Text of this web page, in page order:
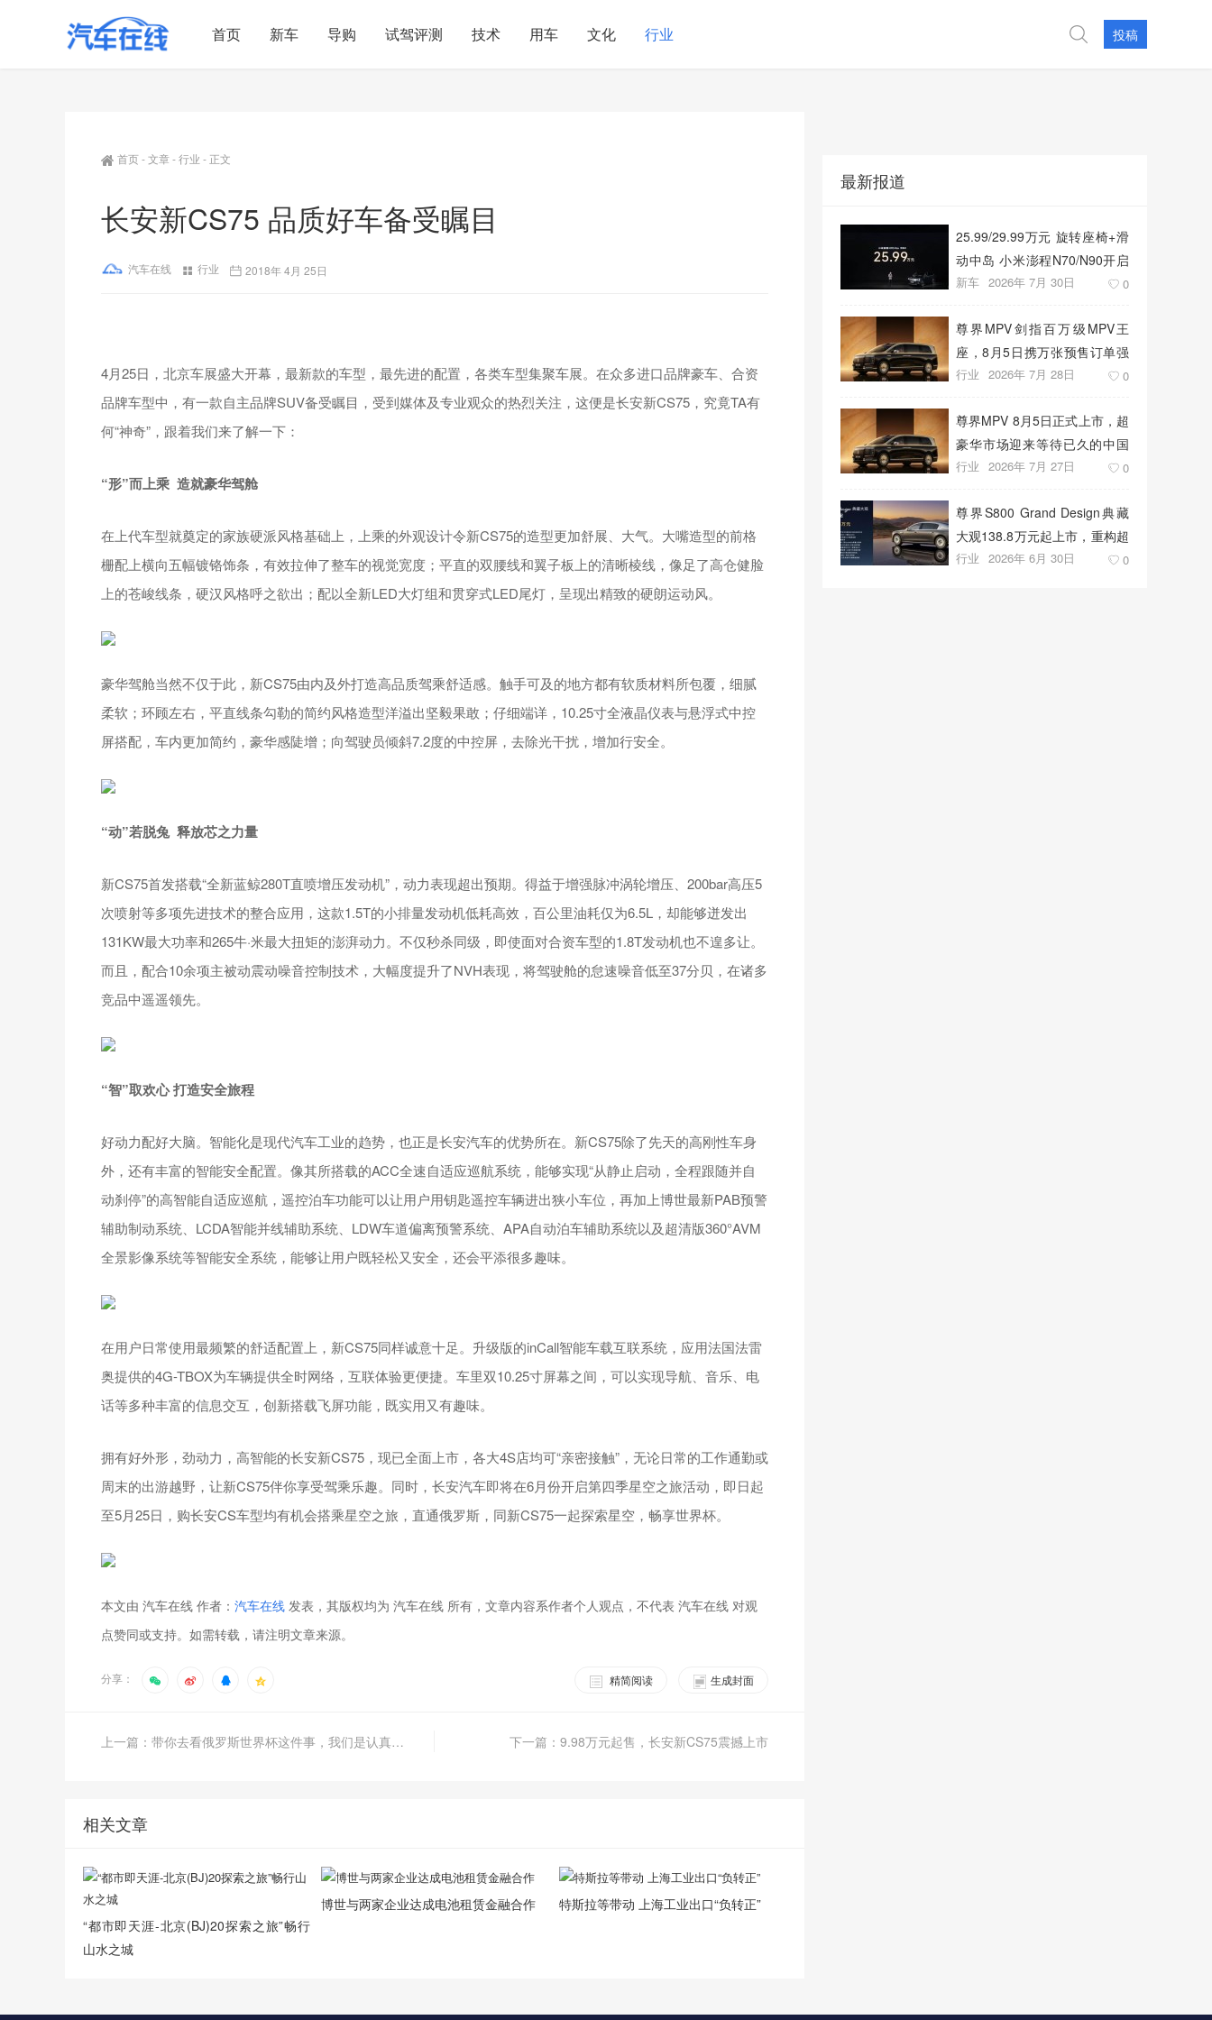
首页 新车 导购 试驾评测 技术 用车 文化 行业 投稿
首页-文章-行业 - 正文
长安新CS75 品质好车备受瞩目
汽车在线 行业 2018年 4月 25日
4月25日，北京车展盛大开幕，最新款的车型，最先进的配置，各类车型集聚车展。在众多进口品牌豪车、合资
品牌车型中，有一款自主品牌SUV备受瞩目，受到媒体及专业观众的热烈关注，这便是长安新CS75，究竟TA有
何“神奇”，跟着我们来了解一下：
“形”而上乘 造就豪华驾舱
在上代车型就奠定的家族硬派风格基础上，上乘的外观设计令新CS75的造型更加舒展、大气。大嘴造型的前格
栅配上横向五幅镀铬饰条，有效拉伸了整车的视觉宽度；平直的双腰线和翼子板上的清晰棱线，像足了高仓健脸
上的苍峻线条，硬汉风格呼之欲出；配以全新LED大灯组和贯穿式LED尾灯，呈现出精致的硬朗运动风。
豪华驾舱当然不仅于此，新CS75由内及外打造高品质驾乘舒适感。触手可及的地方都有软质材料所包覆，细腻
柔软；环顾左右，平直线条勾勒的简约风格造型洋溢出坚毅果敢；仔细端详，10.25寸全液晶仪表与悬浮式中控
屏搭配，车内更加简约，豪华感陡增；向驾驶员倾斜7.2度的中控屏，去除光干扰，增加行安全。
“动”若脱兔 释放芯之力量
新CS75首发搭载“全新蓝鲸280T直喷增压发动机”，动力表现超出预期。得益于增强脉冲涡轮增压、200bar高压5
次喷射等多项先进技术的整合应用，这款1.5T的小排量发动机低耗高效，百公里油耗仅为6.5L，却能够迸发出
131KW最大功率和265牛·米最大扭矩的澎湃动力。不仅秒杀同级，即使面对合资车型的1.8T发动机也不遑多让。
而且，配合10余项主被动震动噪音控制技术，大幅度提升了NVH表现，将驾驶舱的怠速噪音低至37分贝，在诸多
竞品中遥遥领先。
“智”取欢心 打造安全旅程
好动力配好大脑。智能化是现代汽车工业的趋势，也正是长安汽车的优势所在。新CS75除了先天的高刚性车身
外，还有丰富的智能安全配置。像其所搭载的ACC全速自适应巡航系统，能够实现“从静止启动，全程跟随并自
动刹停”的高智能自适应巡航，遥控泊车功能可以让用户用钥匙遥控车辆进出狭小车位，再加上博世最新PAB预警
辅助制动系统、LCDA智能并线辅助系统、LDW车道偏离预警系统、APA自动泊车辅助系统以及超清版360°AVM
全景影像系统等智能安全系统，能够让用户既轻松又安全，还会平添很多趣味。
在用户日常使用最频繁的舒适配置上，新CS75同样诚意十足。升级版的inCall智能车载互联系统，应用法国法雷
奥提供的4G-TBOX为车辆提供全时网络，互联体验更便捷。车里双10.25寸屏幕之间，可以实现导航、音乐、电
话等多种丰富的信息交互，创新搭载飞屏功能，既实用又有趣味。
拥有好外形，劲动力，高智能的长安新CS75，现已全面上市，各大4S店均可“亲密接触”，无论日常的工作通勤或
周末的出游越野，让新CS75伴你享受驾乘乐趣。同时，长安汽车即将在6月份开启第四季星空之旅活动，即日起
至5月25日，购长安CS车型均有机会搭乘星空之旅，直通俄罗斯，同新CS75一起探索星空，畅享世界杯。
本文由 汽车在线 作者： 汽车在线 发表，其版权均为 汽车在线 所有，文章内容系作者个人观点，不代表 汽车在线 对观
点赞同或支持。如需转载，请注明文章来源。
分享： 生成封面
精简阅读
上一篇：带你去看俄罗斯世界杯这件事，我们是认真的！ 下一篇：9.98万元起售，长安新CS75震撼上市
相关文章
“都市即天涯-北京(BJ)20探索之旅”畅行
山水之城
博世与两家企业达成电池租赁金融合作 特斯拉等带动 上海工业出口“负转正”
最新报道
25.99/29.99万元 旋转座椅+滑
动中岛 小米澎程N70/N90开启
预售
新车 2026年 7月 30日 0
尊界MPV剑指百万级MPV王
座，8月5日携万张预售订单强
势上市
行业 2026年 7月 28日 0
尊界MPV 8月5日正式上市，超
豪华市场迎来等待已久的中国
答案
行业 2026年 7月 27日 0
尊界S800 Grand Design典藏
大观138.8万元起上市，重构超
豪华出行新标准
行业 2026年 6月 30日 0